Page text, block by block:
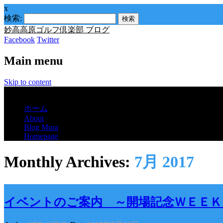
x
検索:
妙高高原ゴルフ倶楽部 ブログ
Facebook Twitter
Main menu
Skip to content
ホーム
About
Blog Mura
Homepage
Monthly Archives: 7月 2017
イベントのご案内 ～開場記念ＷＥＥ